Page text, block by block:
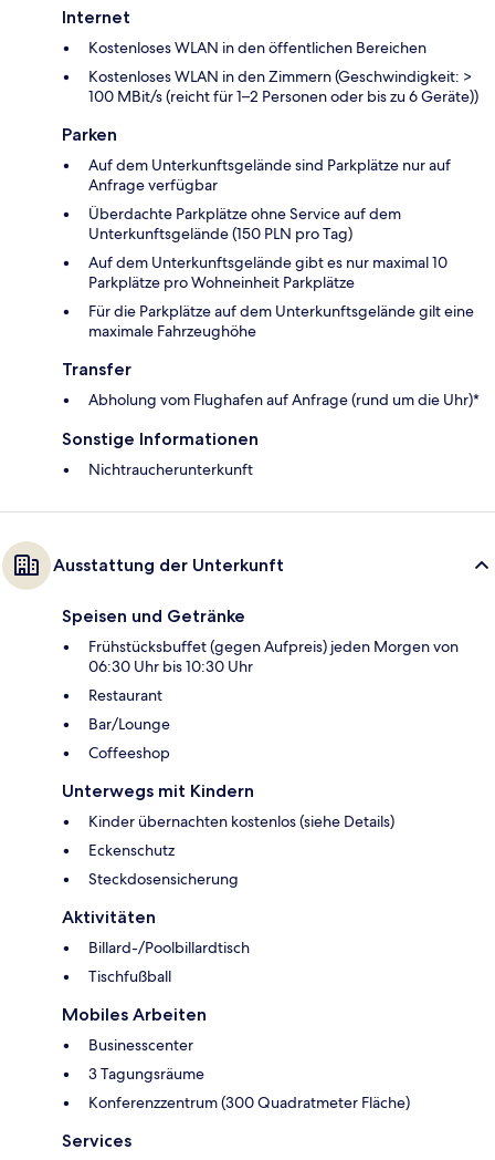
Internet
Kostenloses WLAN in den öffentlichen Bereichen
Kostenloses WLAN in den Zimmern (Geschwindigkeit: >
100 MBit/s (reicht für 1–2 Personen oder bis zu 6 Geräte))
Parken
Auf dem Unterkunftsgelände sind Parkplätze nur auf
Anfrage verfügbar
Überdachte Parkplätze ohne Service auf dem
Unterkunftsgelände (150 PLN pro Tag)
Auf dem Unterkunftsgelände gibt es nur maximal 10
Parkplätze pro Wohneinheit Parkplätze
Für die Parkplätze auf dem Unterkunftsgelände gilt eine
maximale Fahrzeughöhe
Transfer
Abholung vom Flughafen auf Anfrage (rund um die Uhr)*
Sonstige Informationen
Nichtraucherunterkunft
Ausstattung der Unterkunft
Speisen und Getränke
Frühstücksbuffet (gegen Aufpreis) jeden Morgen von
06:30 Uhr bis 10:30 Uhr
Restaurant
Bar/Lounge
Coffeeshop
Unterwegs mit Kindern
Kinder übernachten kostenlos (siehe Details)
Eckenschutz
Steckdosensicherung
Aktivitäten
Billard-/Poolbillardtisch
Tischfußball
Mobiles Arbeiten
Businesscenter
3 Tagungsräume
Konferenzzentrum (300 Quadratmeter Fläche)
Services